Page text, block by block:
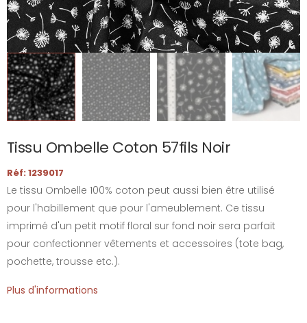
Tissu Ombelle Coton 57fils Noir
Réf: 1239017
Le tissu Ombelle 100% coton peut aussi bien être utilisé
pour l'habillement que pour l'ameublement. Ce tissu
imprimé d'un petit motif floral sur fond noir sera parfait
pour confectionner vêtements et accessoires (tote bag,
pochette, trousse etc.).
Plus d'informations